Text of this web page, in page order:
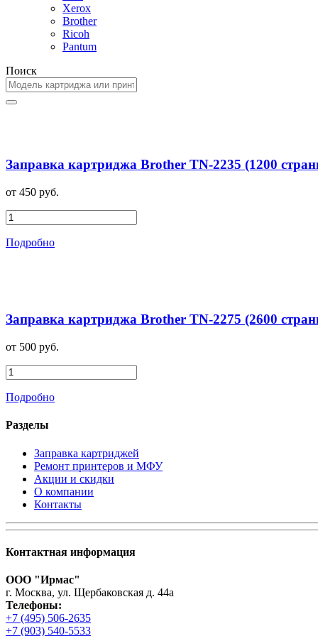
Xerox
Brother
Ricoh
Pantum
Поиск
Заправка картриджа Brother TN-2235 (1200
от 450 руб.
Подробно
Заправка картриджа Brother TN-2275 (2600
от 500 руб.
Подробно
Разделы
Заправка картриджей
Ремонт принтеров и МФУ
Акции и скидки
О компании
Контакты
Контактная информация
ООО "Ирмас"
г. Москва, ул. Щербаковская д. 44а
Телефоны:
+7 (495) 506-2635
+7 (903) 540-5533